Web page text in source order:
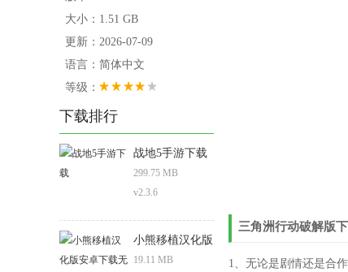
大小：1.51 GB
更新：2026-07-09
语言：简体中文
等级：
下载排行
战地5手游下载
299.75 MB
v2.3.6
小熊移植汉化版
安卓下载无广告
19.11 MB
三角洲行动破解版
1、无论是剧情还是合